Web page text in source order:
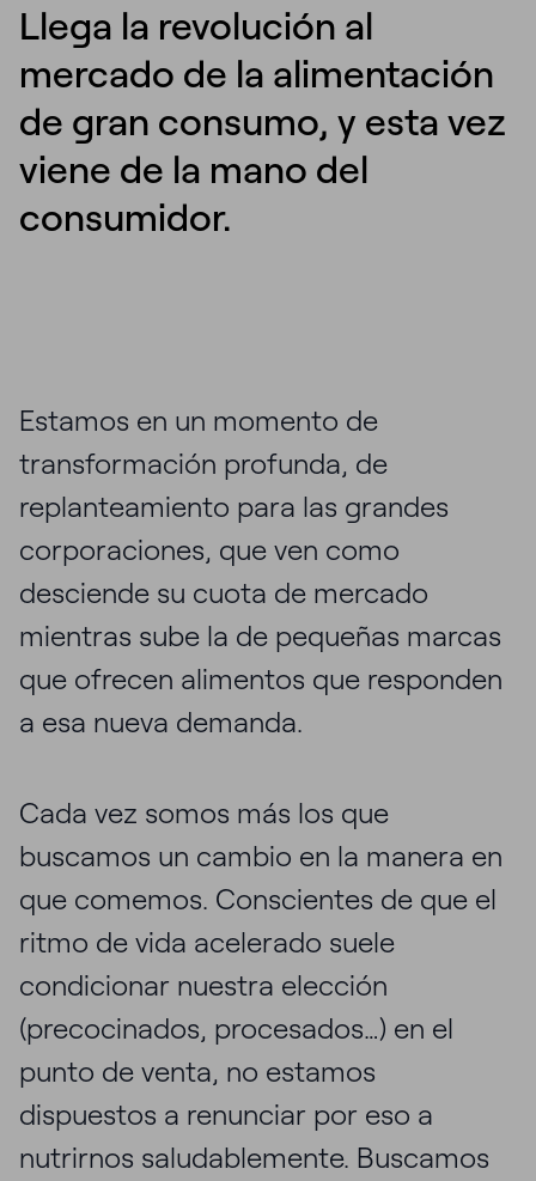
Llega la revolución al
mercado de la alimentación
de gran consumo, y esta vez
viene de la mano del
consumidor.
Estamos en un momento de
transformación profunda, de
replanteamiento para las grandes
corporaciones, que ven como
desciende su cuota de mercado
mientras sube la de pequeñas marcas
que ofrecen alimentos que responden
a esa nueva demanda.
Cada vez somos más los que
buscamos un cambio en la manera en
que comemos. Conscientes de que el
ritmo de vida acelerado suele
condicionar nuestra elección
(precocinados, procesados…) en el
punto de venta, no estamos
dispuestos a renunciar por eso a
nutrirnos saludablemente. Buscamos